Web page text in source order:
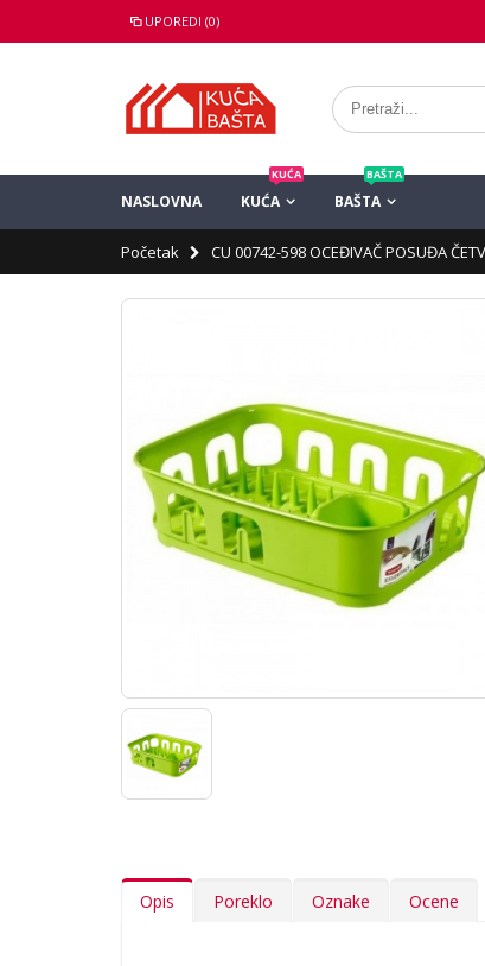
UPOREDI (0)
NASLOVNA KUĆA
KUĆA
BAŠTA
BAŠTA
Početak CU 00742-598 OCEĐIVAČ POSUĐA
Opis Poreklo Oznake Ocene